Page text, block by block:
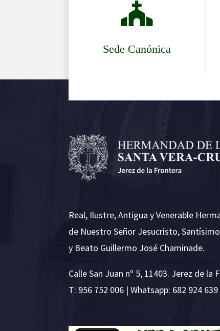

Sede Canónica
Real, Ilustre, Antigua y Venerable
de Nuestro Señor Jesucristo,
y Beato Guillermo José Chaminade.
Calle San Juan nº 5, 11403. Jerez de la
T: 956 752 006 | Whatsapp: 682 924 639